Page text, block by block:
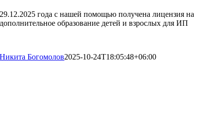
29.12.2025 года с нашей помощью получена лицензия на
дополнительное образование детей и взрослых для ИП
Никита Богомолов2025-10-24T18:05:48+06:00